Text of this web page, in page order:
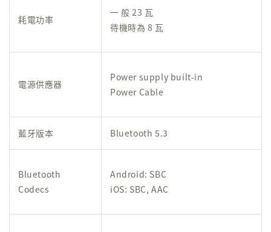
耗電功率
一 般 23 瓦
待機時為 8 瓦
電源供應器
Power supply built-in
Power Cable
藍牙版本 Bluetooth 5.3
Bluetooth
Codecs
Android: SBC
iOS: SBC, AAC